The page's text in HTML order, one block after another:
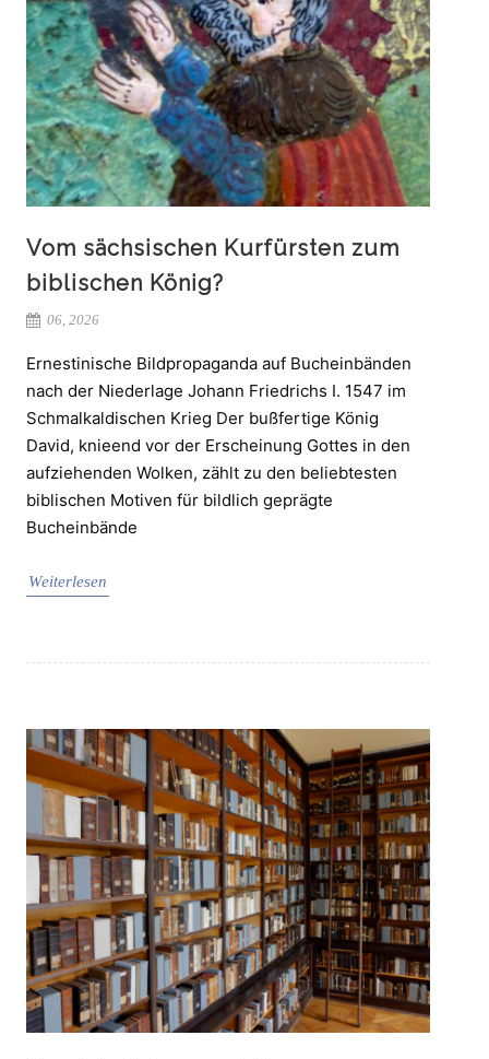
Vom sächsischen Kurfürsten zum
biblischen König?
06, 2026
Ernestinische Bildpropaganda auf Bucheinbänden
nach der Niederlage Johann Friedrichs I. 1547 im
Schmalkaldischen Krieg Der bußfertige König
David, knieend vor der Erscheinung Gottes in den
aufziehenden Wolken, zählt zu den beliebtesten
biblischen Motiven für bildlich geprägte
Bucheinbände
Weiterlesen